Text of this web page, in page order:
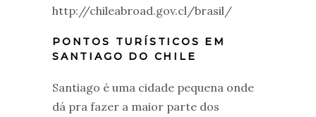
http://chileabroad.gov.cl/brasil/
PONTOS TURÍSTICOS EM
SANTIAGO DO CHILE
Santiago é uma cidade pequena onde
dá pra fazer a maior parte dos